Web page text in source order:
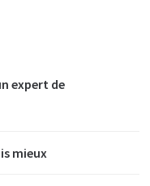
expert de
mieux